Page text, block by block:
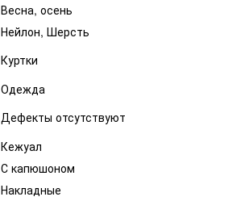
Весна, осень
Нейлон, Шерсть
Куртки
Одежда
Дефекты отсутствуют
Кежуал
С капюшоном
Накладные